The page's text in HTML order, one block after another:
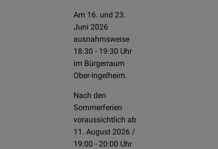
Am 16. und 23.
Juni 2026
ausnahmsweise
18:30 - 19:30 Uhr
im Bürgerraum
Ober-Ingelheim.
Nach den
Sommerferien
voraussichtlich ab
11. August 2026 /
19:00 - 20:00 Uhr